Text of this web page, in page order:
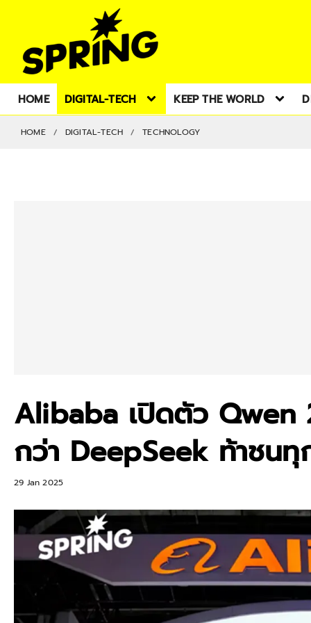
HOME DIGITAL-TECH KEEP THE WORLD
HOME DIGITAL-TECH TECHNOLOGY
Alibaba เปิดตัว Qwen
กว่า DeepSeek ท้าชน
29 Jan 2025